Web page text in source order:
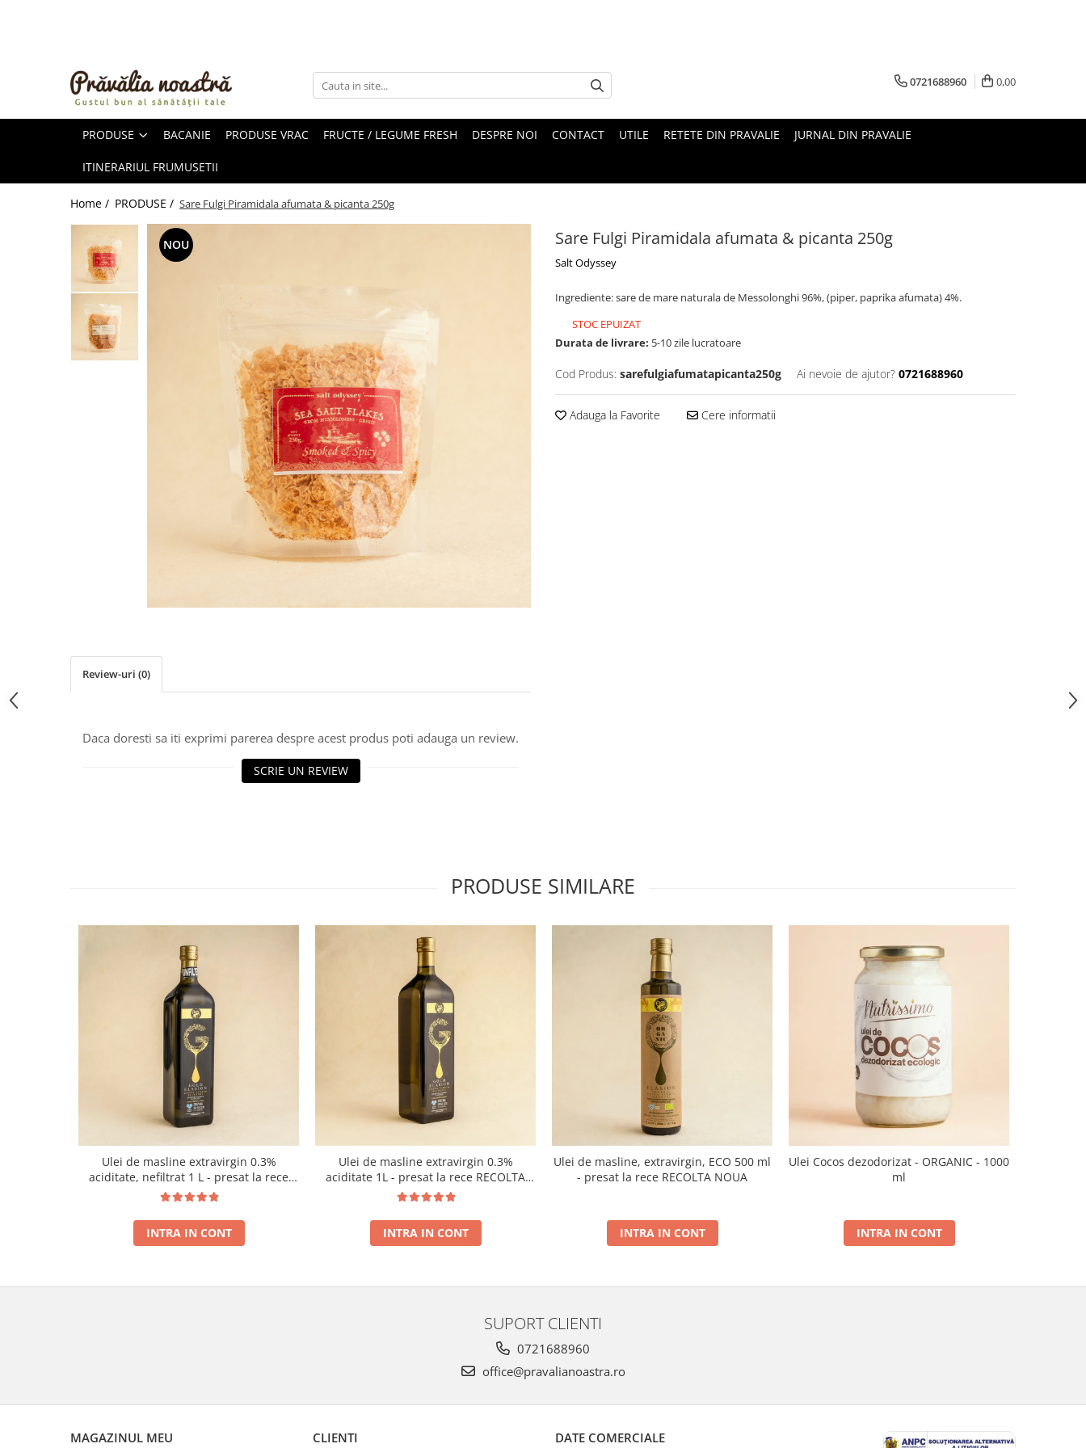
ULEIURI ȘI UNTURI
FRUCTE DESHIDRATATE
ÎNDULCITORI NATURALI / MIERE
FRUCTE LA CONSERVĂ
OȚETURI ȘI SOSURI
FĂINĂ FĂRĂ GLUTEN
BĂUTURI / LAPTE VEGETAL
OREZ ȘI CEREALE
TOATE PRODUSELE
0721688960 0,00
PRODUSE BACANIE PRODUSE VRAC FRUCTE / LEGUME FRESH DESPRE NOI CONTACT UTILE RETETE DIN PRAVALIE JURNAL DIN PRAVALIE
ITINERARIUL FRUMUSETII
Home / PRODUSE / Sare Fulgi Piramidala afumata & picanta 250g
Sare Fulgi Piramidala afumata & picanta 250g
Salt Odyssey
NOU
Ingrediente: sare de mare naturala de Messolonghi 96%, (piper, paprika afumata) 4%.
STOC EPUIZAT
Durata de livrare: 5-10 zile lucratoare
Cod Produs: sarefulgiafumatapicanta250g Ai nevoie de ajutor? 0721688960
Adauga la Favorite Cere informatii
Review-uri (0)
Daca doresti sa iti exprimi parerea despre acest produs poti adauga un review.
SCRIE UN REVIEW
PRODUSE SIMILARE
Ulei de masline extravirgin 0.3%
aciditate, nefiltrat 1 L - presat la rece
RECOLTA NOUA
INTRA IN CONT
Ulei de masline extravirgin 0.3%
aciditate 1L - presat la rece RECOLTA
NOUA
INTRA IN CONT
Ulei de masline, extravirgin, ECO 500 ml
- presat la rece RECOLTA NOUA
INTRA IN CONT
Ulei Cocos dezodorizat - ORGANIC - 1000
ml
INTRA IN CONT
SUPORT CLIENTI
0721688960
office@pravalianoastra.ro
MAGAZINUL MEU CLIENTI DATE COMERCIALE